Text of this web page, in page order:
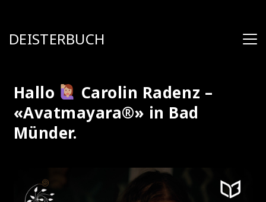
DEISTERBUCH
Hallo
Carolin Radenz –
«Avatmayara®» in Bad
Münder.